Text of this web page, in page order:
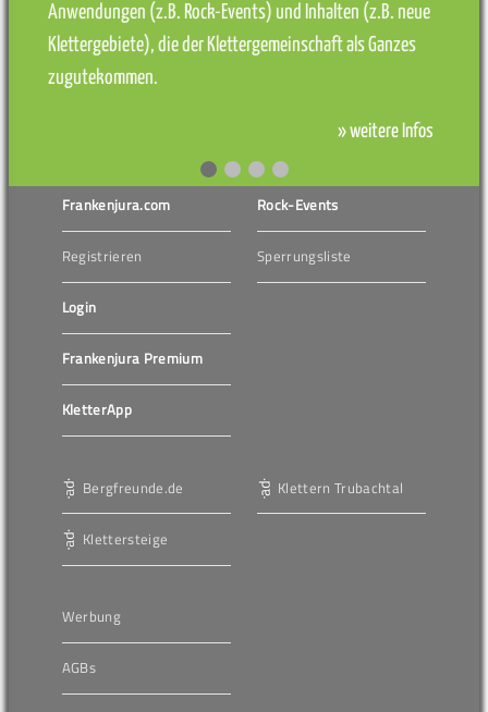
Anwendungen (z.B. Rock-Events) und Inhalten (z.B. neue
Klettergebiete), die der Klettergemeinschaft als Ganzes
zugutekommen.
» weitere Infos
Frankenjura.com
Registrieren
Login
Frankenjura Premium
KletterApp
Rock-Events
Sperrungsliste
Bergfreunde.de
Klettersteige
Klettern Trubachtal
Werbung
AGBs